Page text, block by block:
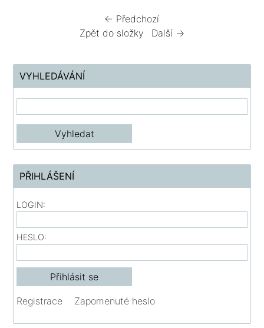
← Předchozí
Zpět do složky
Další →
VYHLEDÁVÁNÍ
PŘIHLÁŠENÍ
LOGIN:
HESLO:
Registrace Zapomenuté heslo